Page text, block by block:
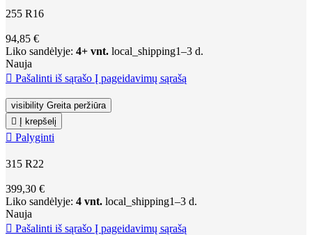
255 R16
94,85 €
Liko sandėlyje: 4+ vnt. local_shipping1–3 d.
Nauja
 Pašalinti iš sąrašo Į pageidavimų sąrašą
visibility Greita peržiūra

Į krepšelį
 Palyginti
315 R22
399,30 €
Liko sandėlyje: 4 vnt. local_shipping1–3 d.
Nauja
 Pašalinti iš sąrašo Į pageidavimų sąrašą